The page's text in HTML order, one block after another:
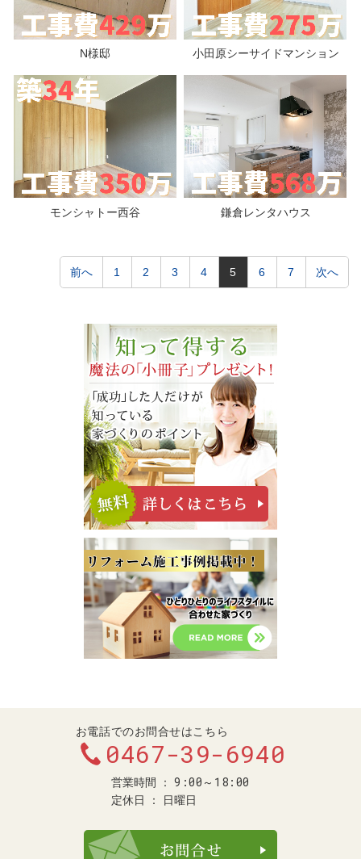
N様邸 小田原シーサイドマンション
モンシャトー西谷 鎌倉レンタハウス
前へ 1 2 3 4 5 6 7 次へ
お電話でのお問合せはこちら
0467-39-6940
営業時間 9:00～18:00
定休日 日曜日